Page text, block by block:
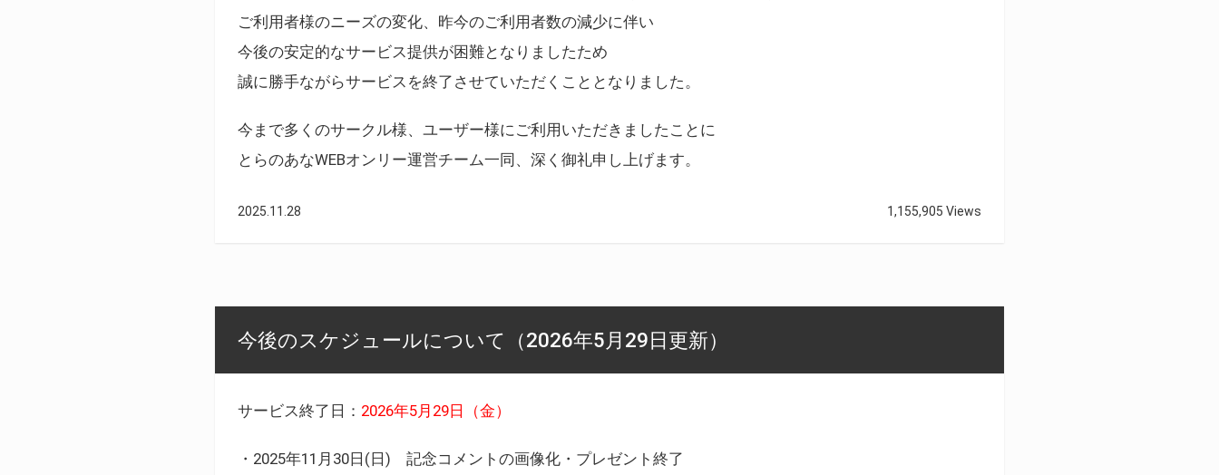
ご利用者様のニーズの変化、昨今のご利用者数の減少に伴い
今後の安定的なサービス提供が困難となりましたため
誠に勝手ながらサービスを終了させていただくこととなりました。
今まで多くのサークル様、ユーザー様にご利用いただきましたことに
とらのあなWEBオンリー運営チーム一同、深く御礼申し上げます。
2025.11.28 1,155,905 Views
今後のスケジュールについて（2026年5月29日更新）
サービス終了日： 2026年5月29日（金）
・2025年11月30日(日) 記念コメントの画像化・プレゼント終了